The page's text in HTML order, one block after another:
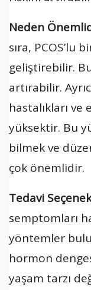
Neden
sıra, PCOS’lu
geliştirebilir.
artırabilir.
hastalıkları
yüksektir. Bu
bilmek ve
çok önemlidir.
Tedavi
semptomları
yöntemler
hormon
yaşam tarzı